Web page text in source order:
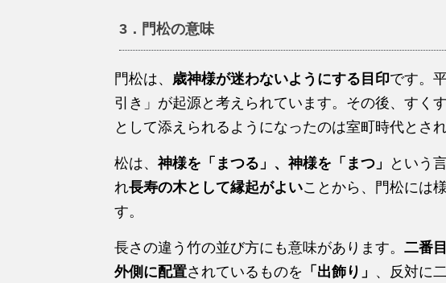
3．門松の意味
門松は、 歳神様が迷わないようにする目印です。
引き」が起源と考えられています。その後、すく
として添えられるようになったのは室町時代とされ
松は、 神様を「まつる」、神様を「まつ」
という
れ長寿の木として縁起がよいことから、門松には
す。
長さの違う竹の並び方にも意味があります。 二番
外側に配置されているものを 「出飾り」 、反対に